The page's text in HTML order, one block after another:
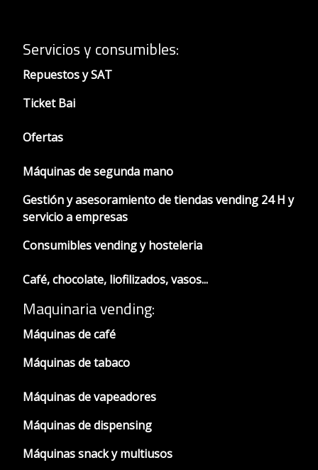
Servicios y consumibles:
Repuestos y SAT
Ticket Bai
Ofertas
Máquinas de segunda mano
Gestión y asesoramiento de tiendas vending 24 H y
servicio a empresas
Consumibles vending y hosteleria
Café, chocolate, liofilizados, vasos...
Maquinaria vending:
Máquinas de café
Máquinas de tabaco
Máquinas de vapeadores
Máquinas de dispensing
Máquinas snack y multiusos